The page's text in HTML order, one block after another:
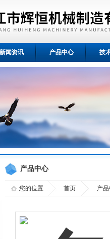
新闻资讯 产品中心 技
产品中心
您的位置 首页 产